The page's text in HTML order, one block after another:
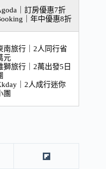
｜訂房優惠7折
｜年中優惠8折
南旅行｜2人同行省
元
獅旅行｜2萬出發5日
｜2人成行迷你
團